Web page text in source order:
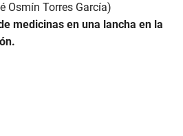
Osmín Torres García)
medicinas en una lancha en la